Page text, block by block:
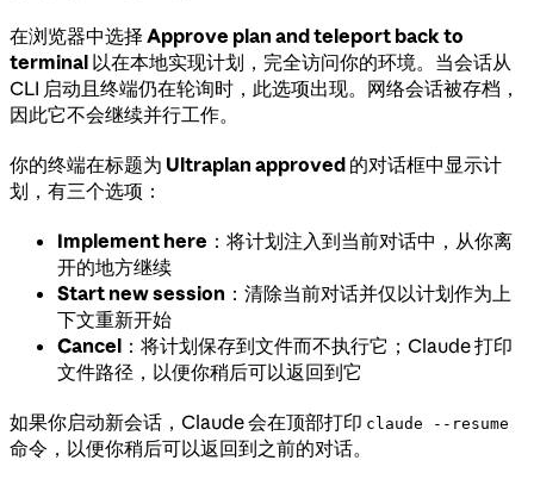
在浏览器中选择 Approve plan and teleport back to
terminal 以在本地实现计划，完全访问你的环境。当会话从
CLI 启动且终端仍在轮询时，此选项出现。网络会话被存档，
因此它不会继续并行工作。
你的终端在标题为 Ultraplan approved 的对话框中显示计
划，有三个选项：
Implement here ：将计划注入到当前对话中，从你离
开的地方继续
Start new session ：清除当前对话并仅以计划作为上
下文重新开始
Cancel ：将计划保存到文件而不执行它；Claude 打印
文件路径，以便你稍后可以返回到它
如果你启动新会话，Claude 会在顶部打印 claude --resume
命令，以便你稍后可以返回到之前的对话。